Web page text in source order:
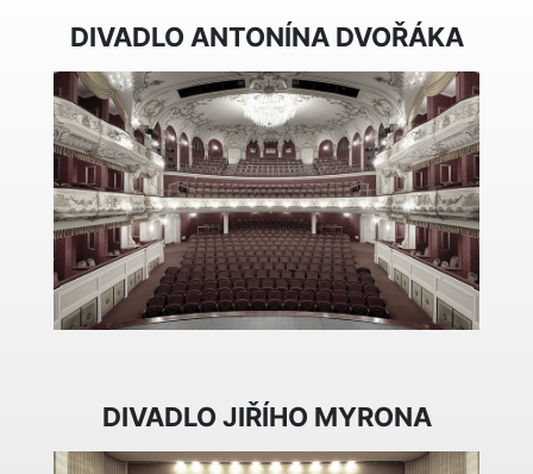
DIVADLO ANTONÍNA DVOŘÁKA
DIVADLO JIŘÍHO MYRONA